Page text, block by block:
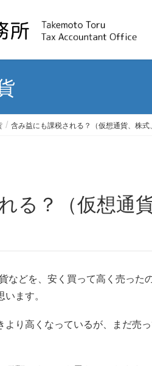
含み益にも課税される？（仮想通貨、株式
などを、安く買って高く売った
ます。
より高くなっているが、まだ売